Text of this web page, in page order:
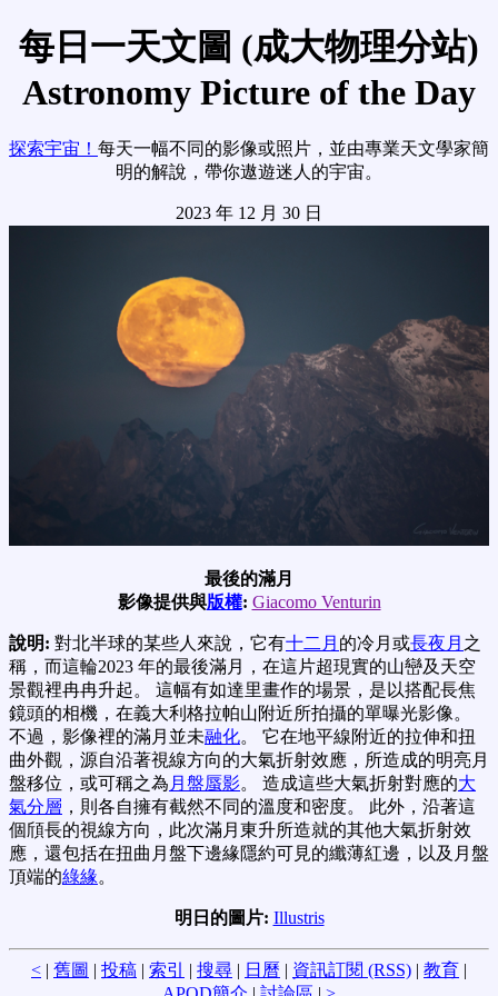
每日一天文圖 (成大物理分站)
Astronomy Picture of the Day
探索宇宙！ 每天一幅不同的影像或照片，並由專業天文學家簡
明的解說，帶你遨遊迷人的宇宙。
2023 年 12 月 30 日
最後的滿月
影像提供與版權: Giacomo Venturin
說明: 對北半球的某些人來說，它有十二月 的冷月或長夜月 之
稱，而這輪2023 年的最後滿月，在這片超現實的山巒及天空
景觀裡冉冉升起。 這幅有如達里畫作的場景，是以搭配長焦
鏡頭的相機，在義大利格拉帕山附近所拍攝的單曝光影像。
不過，影像裡的滿月並未融化。 它在地平線附近的拉伸和扭
曲外觀，源自沿著視線方向的大氣折射效應，所造成的明亮月
盤移位，或可稱之為 月盤蜃影。 造成這些大氣折射對應的大
氣分層 ，則各自擁有截然不同的溫度和密度。 此外，沿著這
個頎長的視線方向，此次滿月東升所造就的其他大氣折射效
應，還包括在扭曲月盤下邊緣隱約可見的纖薄紅邊，以及月盤
頂端的綠緣。
明日的圖片: Illustris
< | 舊圖 | 投稿 | 索引 | 搜尋 | 日曆 | 資訊訂閱 (RSS) | 教育 |